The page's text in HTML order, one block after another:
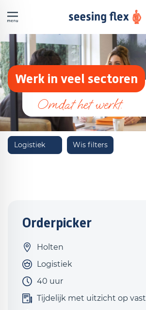
Werk in veel sectoren
Logistiek Wis filters
Orderpicker
Holten
Logistiek
40 uur
Tijdelijk met uitzicht op vast